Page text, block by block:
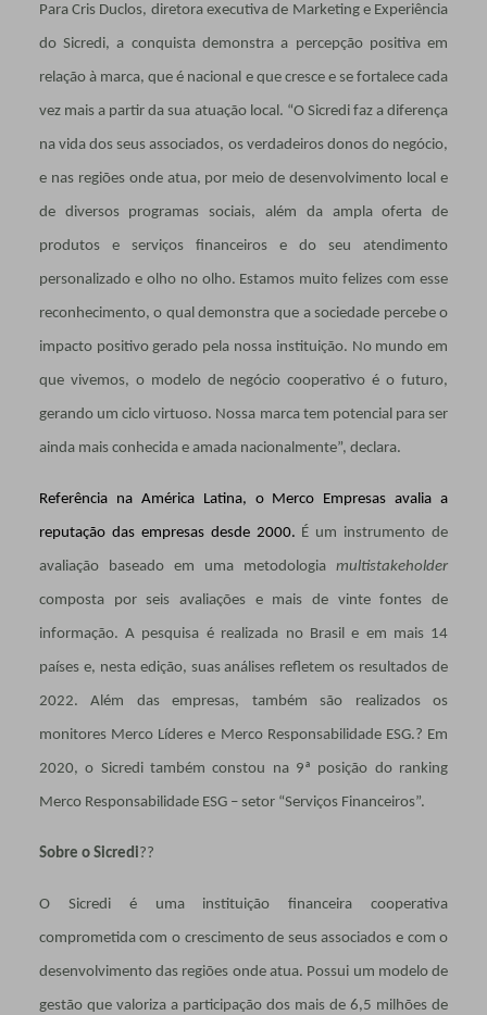
Para Cris Duclos, diretora executiva de Marketing e Experiência
do Sicredi, a conquista demonstra a percepção positiva em
relação à marca, que é nacional e que cresce e se fortalece cada
vez mais a partir da sua atuação local. “O Sicredi faz a diferença
na vida dos seus associados, os verdadeiros donos do negócio,
e nas regiões onde atua, por meio de desenvolvimento local e
de diversos programas sociais, além da ampla oferta de
produtos e serviços financeiros e do seu atendimento
personalizado e olho no olho. Estamos muito felizes com esse
reconhecimento, o qual demonstra que a sociedade percebe o
impacto positivo gerado pela nossa instituição. No mundo em
que vivemos, o modelo de negócio cooperativo é o futuro,
gerando um ciclo virtuoso. Nossa marca tem potencial para ser
ainda mais conhecida e amada nacionalmente”, declara.
Referência na América Latina, o Merco Empresas avalia a
reputação das empresas desde 2000. É um instrumento de
avaliação baseado em uma metodologiamultistakeholder
composta por seis avaliações e mais de vinte fontes de
informação. A pesquisa é realizada no Brasil e em mais 14
países e, nesta edição, suas análises refletem os resultados de
2022. Além das empresas, também são realizados os
monitores Merco Líderes e Merco Responsabilidade ESG.? Em
2020, o Sicredi também constou na 9ª posição do ranking
Merco Responsabilidade ESG – setor “Serviços Financeiros”.
Sobre o Sicredi??
O Sicredi é uma instituição financeira cooperativa
comprometida com o crescimento de seus associados e com o
desenvolvimento das regiões onde atua. Possui um modelo de
gestão que valoriza a participação dos mais de 6,5 milhões de